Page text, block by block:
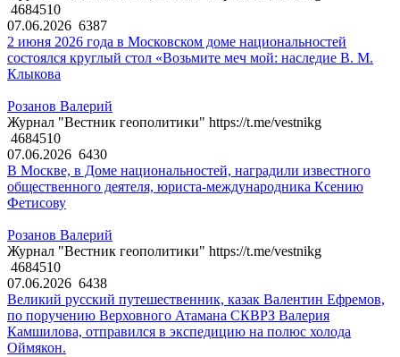
4684510
07.06.2026 6387
2 июня 2026 года в Московском доме национальностей
состоялся круглый стол «Возьмите меч мой: наследие В. М.
Клыкова
Розанов Валерий
Журнал "Вестник геополитики" https://t.me/vestnikg
4684510
07.06.2026 6430
В Москве, в Доме национальностей, наградили известного
общественного деятеля, юриста-международника Ксению
Фетисову
Розанов Валерий
Журнал "Вестник геополитики" https://t.me/vestnikg
4684510
07.06.2026 6438
Великий русский путешественник, казак Валентин Ефремов,
по поручению Верховного Атамана СКВРЗ Валерия
Камшилова, отправился в экспедицию на полюс холода
Оймякон.